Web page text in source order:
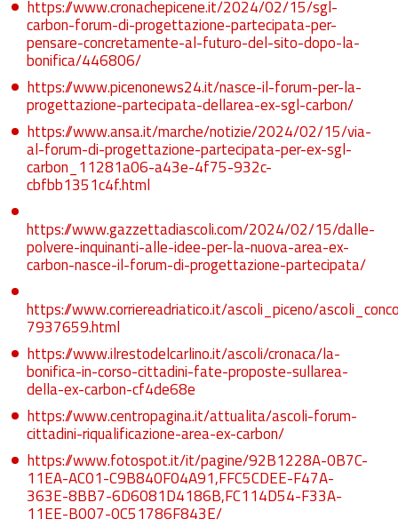
https://www.cronachepicene.it/2024/02/15/sgl-
carbon-forum-di-progettazione-partecipata-per-
pensare-concretamente-al-futuro-del-sito-dopo-la-
bonifica/446806/
https://www.picenonews24.it/nasce-il-forum-per-la-
progettazione-partecipata-dellarea-ex-sgl-carbon/
https://www.ansa.it/marche/notizie/2024/02/15/via-
al-forum-di-progettazione-partecipata-per-ex-sgl-
carbon_11281a06-a43e-4f75-932c-
cbfbb1351c4f.html
https://www.gazzettadiascoli.com/2024/02/15/dalle-
polvere-inquinanti-alle-idee-per-la-nuova-area-ex-
carbon-nasce-il-forum-di-progettazione-partecipata/
https://www.corriereadriatico.it/ascoli_piceno/
7937659.html
https://www.ilrestodelcarlino.it/ascoli/cronaca/la-
bonifica-in-corso-cittadini-fate-proposte-sullarea-
della-ex-carbon-cf4de68e
https://www.centropagina.it/attualita/ascoli-forum-
cittadini-riqualificazione-area-ex-carbon/
https://www.fotospot.it/it/pagine/92B1228A-0B7C-
11EA-AC01-C9B840F04A91,FFC5CDEE-F47A-
363E-8BB7-6D6081D4186B,FC114D54-F33A-
11EE-B007-0C51786F843E/